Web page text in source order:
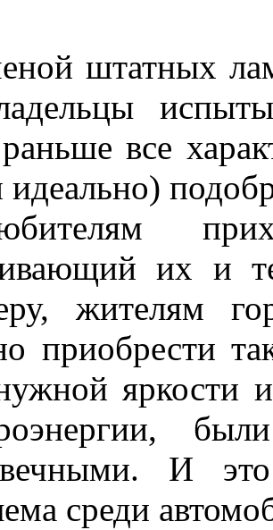
штатных
все
идеально)
их и
жителям
приобрести
яркости
И
среди